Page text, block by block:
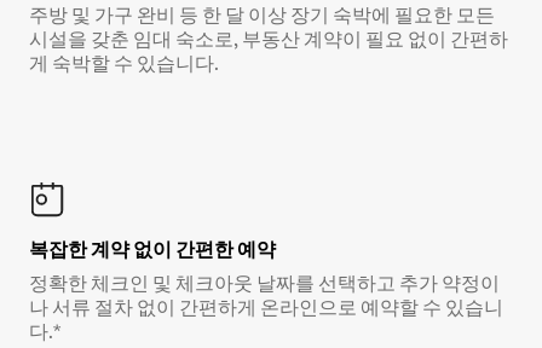
주방 및 가구 완비 등 한 달 이상 장기 숙박에 필요한 모든
시설을 갖춘 임대 숙소로, 부동산 계약이 필요 없이 간편하
게 숙박할 수 있습니다.
복잡한 계약 없이 간편한 예약
정확한 체크인 및 체크아웃 날짜를 선택하고 추가 약정이
나 서류 절차 없이 간편하게 온라인으로 예약할 수 있습니
다.*